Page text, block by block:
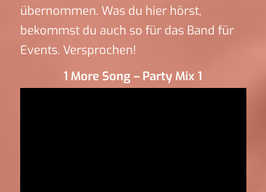
übernommen. Was du hier hörst,
bekommst du auch so für das Band für
Events. Versprochen!
1 More Song – Party Mix 1